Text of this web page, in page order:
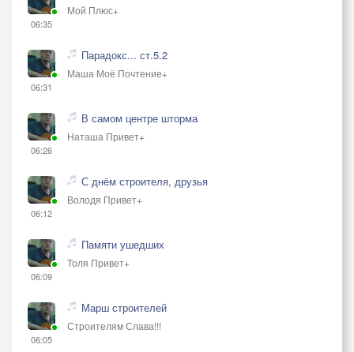
06:35
Мой Плюс+
06:31
Парадокс... ст.5.2
Маша Моё Почтение+
06:26
В самом центре шторма
Наташа Привет+
06:12
С днём строителя, друзья
Володя Привет+
06:09
Памяти ушедших
Толя Привет+
06:05
Марш строителей
Строителям Слава!!!